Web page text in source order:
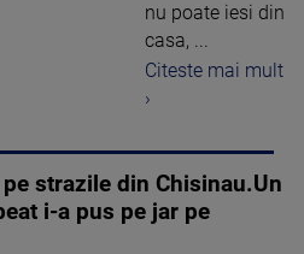
nu poate iesi din
casa, ...
Citeste mai mult
›
strazile din Chisinau.Un
i-a pus pe jar pe